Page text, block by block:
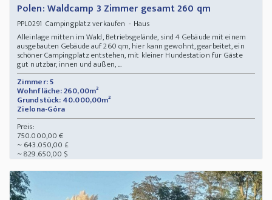
Polen: Waldcamp 3 Zimmer gesamt 260 qm
PPL0291 Campingplatz verkaufen - Haus
Alleinlage mitten im Wald, Betriebsgelände, sind 4 Gebäude mit einem
ausgebauten Gebäude auf 260 qm, hier kann gewohnt, gearbeitet, ein
schöner Campingplatz entstehen, mit kleiner Hundestation für Gäste
gut nutzbar, innen und außen, ...
Zimmer: 5
Wohnfläche: 260,00m²
Grundstück: 40.000,00m²
Zielona-Góra
Preis:
750.000,00 €
~ 643.050,00 £
~ 829.650,00 $